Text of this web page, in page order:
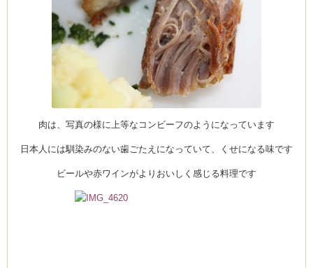
by CEDO)
肉は、写真の様に上等なコンビーフのようになっています
日本人には馴染みのない歯ごたえになっていて、くせになる味です
ビールや赤ワインがよりおいしく感じる料理です